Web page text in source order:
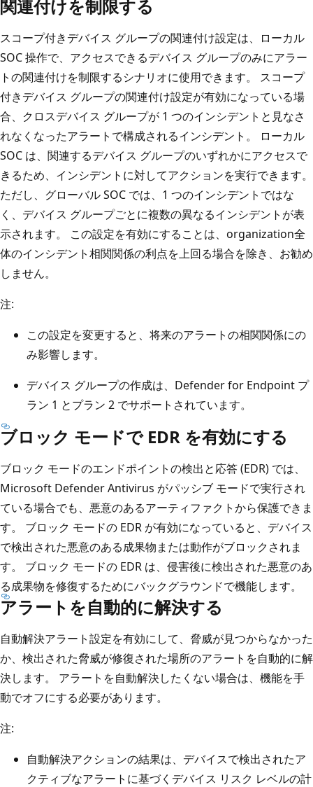
関連付けを制限する
スコープ付きデバイス グループの関連付け設定は、ローカル
SOC 操作で、アクセスできるデバイス グループのみにアラー
トの関連付けを制限するシナリオに使用できます。 スコープ
付きデバイス グループの関連付け設定が有効になっている場
合、クロスデバイス グループが 1 つのインシデントと見なさ
れなくなったアラートで構成されるインシデント。 ローカル
SOC は、関連するデバイス グループのいずれかにアクセスで
きるため、インシデントに対してアクションを実行できます。
ただし、グローバル SOC では、1 つのインシデントではな
く、デバイス グループごとに複数の異なるインシデントが表
示されます。 この設定を有効にすることは、organization全
体のインシデント相関関係の利点を上回る場合を除き、お勧め
しません。
注:
この設定を変更すると、将来のアラートの相関関係にの
み影響します。
デバイス グループの作成は、Defender for Endpoint プ
ラン 1 とプラン 2 でサポートされています。
ブロック モードで EDR を有効にする
ブロック モードのエンドポイントの検出と応答 (EDR) では、
Microsoft Defender Antivirus がパッシブ モードで実行され
ている場合でも、悪意のあるアーティファクトから保護できま
す。 ブロック モードの EDR が有効になっていると、デバイス
で検出された悪意のある成果物または動作がブロックされま
す。 ブロック モードの EDR は、侵害後に検出された悪意のあ
る成果物を修復するためにバックグラウンドで機能します。
アラートを自動的に解決する
自動解決アラート設定を有効にして、脅威が見つからなかった
か、検出された脅威が修復された場所のアラートを自動的に解
決します。 アラートを自動解決したくない場合は、機能を手
動でオフにする必要があります。
注:
自動解決アクションの結果は、デバイスで検出されたア
クティブなアラートに基づくデバイス リスク レベルの計